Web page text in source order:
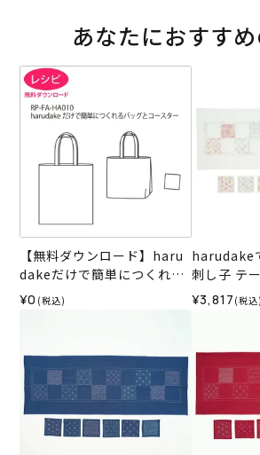
あなたにおすす
【無料ダウンロード】haru
dakeだけで簡単につくれる
バッグとコースター
¥0 (税込)
harudake
刺し子 テ
コースター
セット）
¥3,817 (税込)